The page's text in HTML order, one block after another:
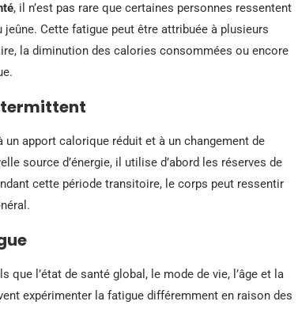
, il n’est pas rare que certaines personnes ressentent
Cette fatigue peut être attribuée à plusieurs
la diminution des calories consommées ou encore
apport calorique réduit et à un changement de
source d’énergie, il utilise d’abord les réserves de
cette période transitoire, le corps peut ressentir
l’état de santé global, le mode de vie, l’âge et la
expérimenter la fatigue différemment en raison des